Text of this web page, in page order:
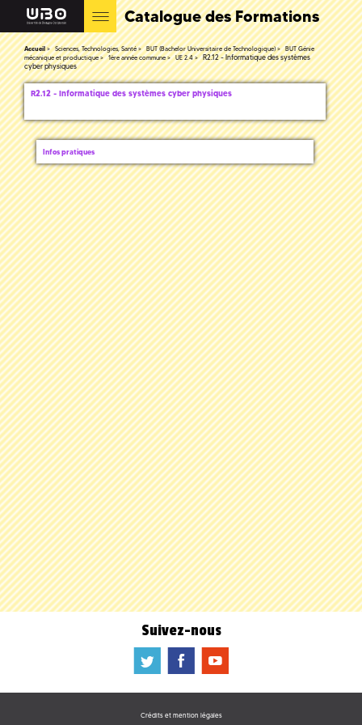
Catalogue des Formations
Accueil Sciences, Technologies, Santé BUT (Bachelor Universitaire de Technologique)
BUT Génie
mécanique et productique
1ère année commune UE 2.4
R2.12 - Informatique des systèmes
cyber physiques
R2.12 - Informatique des systèmes cyber physiques
Infos pratiques
Suivez-nous
a b f
Crédits et mention légales